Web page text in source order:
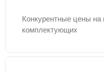
Конкурентные цены
комплектующих